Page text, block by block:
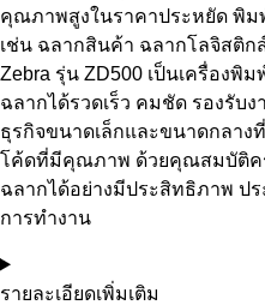
คุณภาพสูงในราคาประหยัด พิม
เช่น ฉลากสินค้า ฉลากโลจิสติก
Zebra รุ่น ZD500 เป็นเครื่อง
ฉลากได้รวดเร็ว คมชัด รองรับ
ธุรกิจขนาดเล็กและขนาดกลา
โค้ดที่มีคุณภาพ ด้วยคุณสมบัติค
ฉลากได้อย่างมีประสิทธิภาพ ป
การทำงาน
รายละเอียดเพิ่มเติม